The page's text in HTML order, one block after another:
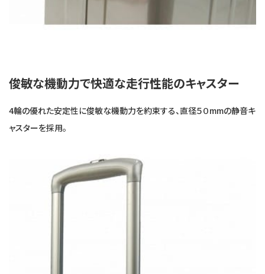
俊敏な機動力で快適な走行性能のキャスター
4輪の優れた安定性に俊敏な機動力を約束する、直径５０mmの静音キ
ャスターを採用。